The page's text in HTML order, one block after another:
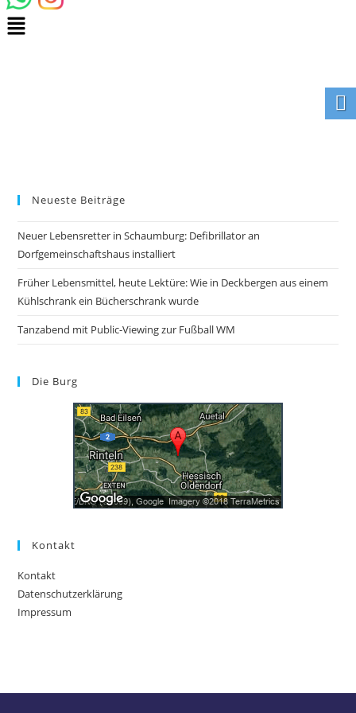
Neueste Beiträge
Neuer Lebensretter in Schaumburg: Defibrillator an
Dorfgemeinschaftshaus installiert
Früher Lebensmittel, heute Lektüre: Wie in Deckbergen aus einem
Kühlschrank ein Bücherschrank wurde
Tanzabend mit Public-Viewing zur Fußball WM
Die Burg
Kontakt
Kontakt
Datenschutzerklärung
Impressum